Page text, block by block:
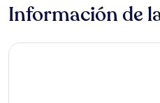
Información de